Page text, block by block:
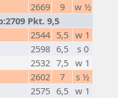
2669 9
w ½
Pkt. 9,5
2544 5,5 w 1
2598 6,5
s 0
2532 7,5 w 1
2602 7
s ½
2575 6,5 w 1